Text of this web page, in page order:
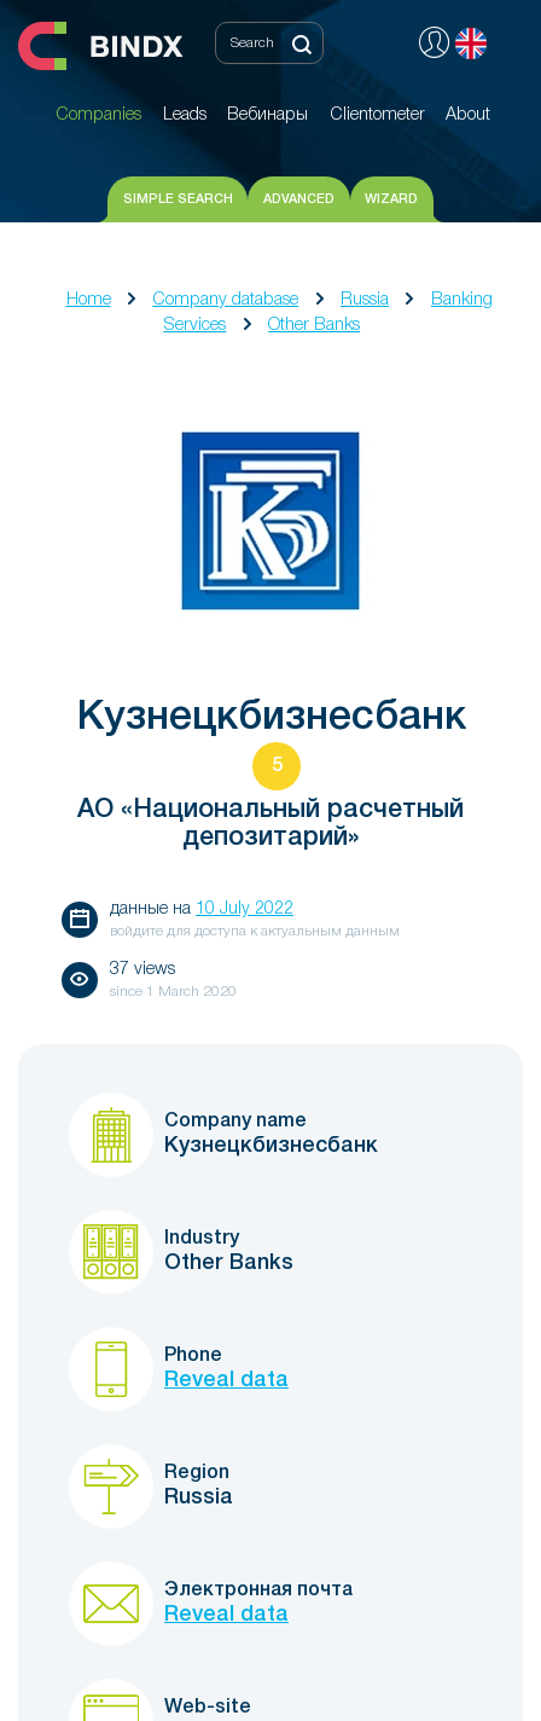
Companies Leads Вебинары Clientometer About
Companies Leads Вебинары Clientometer About
SIMPLE SEARCH ADVANCED WIZARD
Home Company database Russia
Banking
Services
Other Banks
Кузнецкбизнесбанк
5
АО «Национальный расчетный
депозитарий»
данные на 10 July 2022
войдите для доступа к актуальным данным
37 views
since 1 March 2020
Company name
Кузнецкбизнесбанк
Industry
Other Banks
Phone
Reveal data
Region
Russia
Электронная почта
Reveal data
Web-site